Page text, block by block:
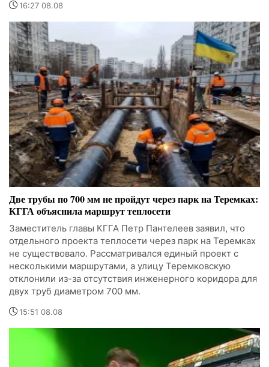
16:27 08.08
Две трубы по 700 мм не пройдут через парк на Теремках:
КГГА объяснила маршрут теплосети
Заместитель главы КГГА Петр Пантелеев заявил, что
отдельного проекта теплосети через парк на Теремках
не существовало. Рассматривался единый проект с
несколькими маршрутами, а улицу Теремковскую
отклонили из-за отсутствия инженерного коридора для
двух труб диаметром 700 мм.
15:51 08.08